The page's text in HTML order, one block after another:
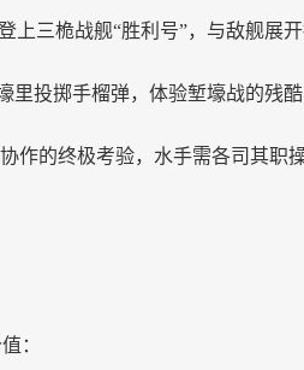
上三桅战舰“胜利号”，与敌舰展
里投掷手榴弹，体验堑壕战的残酷
的终极考验，水手需各司其职
：